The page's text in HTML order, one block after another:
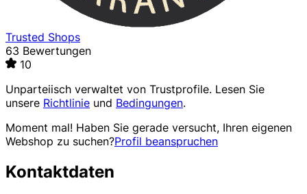
Trusted Shops
63 Bewertungen
10
Unparteiisch verwaltet von Trustprofile. Lesen Sie
unsere Richtlinie und Bedingungen.
Moment mal! Haben Sie gerade versucht, Ihren eigenen
Webshop zu suchen?Profil beanspruchen
Kontaktdaten